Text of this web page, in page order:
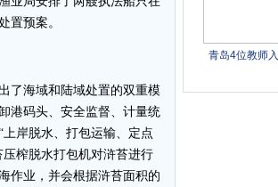
置预案。
海域和陆域处置的双重模
港码头、安全监督、计量统
岸脱水、打包运输、定点
榨脱水打包机对浒苔进行
作业，并会根据浒苔面积的